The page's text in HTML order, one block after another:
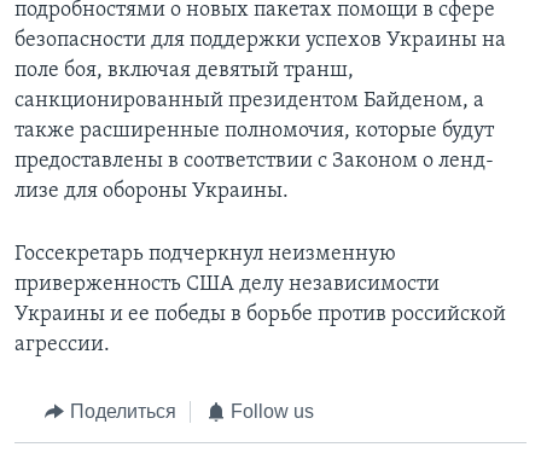
подробностями о новых пакетах помощи в сфере
безопасности для поддержки успехов Украины на
поле боя, включая девятый транш,
санкционированный президентом Байденом, а
также расширенные полномочия, которые будут
предоставлены в соответствии с Законом о ленд-
лизе для обороны Украины.
Госсекретарь подчеркнул неизменную
приверженность США делу независимости
Украины и ее победы в борьбе против российской
агрессии.
Поделиться Follow us